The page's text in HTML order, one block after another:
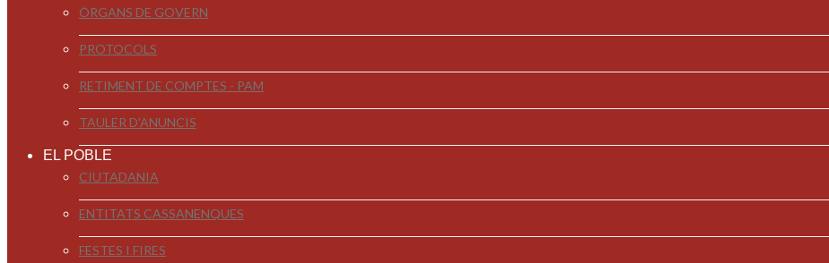
ÒRGANS DE GOVERN
PROTOCOLS
RETIMENT DE COMPTES - PAM
TAULER D'ANUNCIS
EL POBLE
CIUTADANIA
ENTITATS CASSANENQUES
FESTES I FIRES